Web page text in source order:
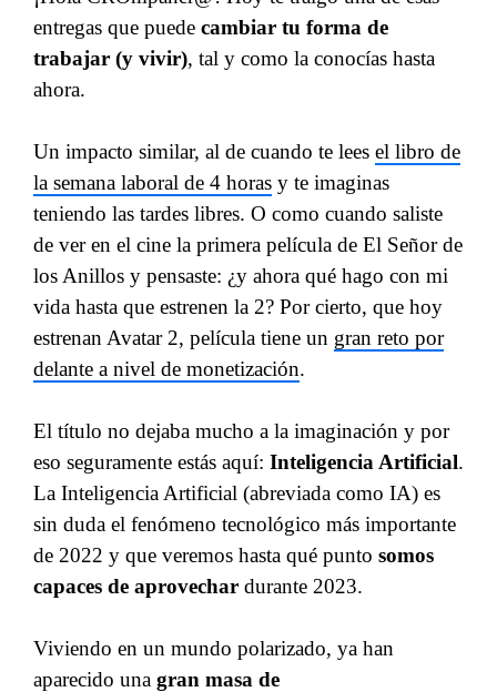
entregas que puede cambiar tu forma de
trabajar (y vivir), tal y como la conocías hasta
ahora.
Un impacto similar, al de cuando te lees el libro de
la semana laboral de 4 horas y te imaginas
teniendo las tardes libres. O como cuando saliste
de ver en el cine la primera película de El Señor de
los Anillos y pensaste: ¿y ahora qué hago con mi
vida hasta que estrenen la 2? Por cierto, que hoy
estrenan Avatar 2, película tiene un gran reto por
delante a nivel de monetización.
El título no dejaba mucho a la imaginación y por
eso seguramente estás aquí: Inteligencia Artificial.
La Inteligencia Artificial (abreviada como IA) es
sin duda el fenómeno tecnológico más importante
de 2022 y que veremos hasta qué punto somos
capaces de aprovechar durante 2023.
Viviendo en un mundo polarizado, ya han
aparecido una gran masa de